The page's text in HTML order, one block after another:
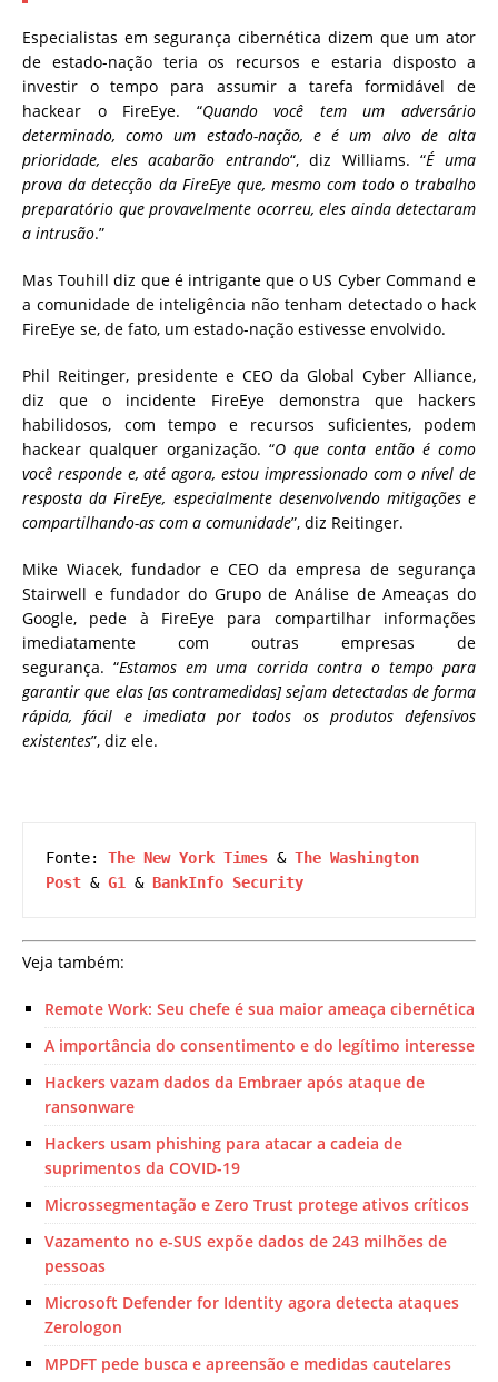
Especialistas em segurança cibernética dizem que um ator
de estado-nação teria os recursos e estaria disposto a
investir o tempo para assumir a tarefa formidável de
hackear o FireEye. “Quando você tem um adversário
determinado, como um estado-nação, e é um alvo de alta
prioridade, eles acabarão entrando“, diz Williams. “É uma
prova da detecção da FireEye que, mesmo com todo o trabalho
preparatório que provavelmente ocorreu, eles ainda detectaram
a intrusão.”
Mas Touhill diz que é intrigante que o US Cyber ​​Command e
a comunidade de inteligência não tenham detectado o hack
FireEye se, de fato, um estado-nação estivesse envolvido.
Phil Reitinger, presidente e CEO da Global Cyber ​​Alliance,
diz que o incidente FireEye demonstra que hackers
habilidosos, com tempo e recursos suficientes, podem
hackear qualquer organização. “O que conta então é como
você responde e, até agora, estou impressionado com o nível de
resposta da FireEye, especialmente desenvolvendo mitigações e
compartilhando-as com a comunidade”, diz Reitinger.
Mike Wiacek, fundador e CEO da empresa de segurança
Stairwell e fundador do Grupo de Análise de Ameaças do
Google, pede à FireEye para compartilhar informações
imediatamente com outras empresas de
segurança. “Estamos em uma corrida contra o tempo para
garantir que elas [as contramedidas] sejam detectadas de forma
rápida, fácil e imediata por todos os produtos defensivos
existentes”, diz ele.
Fonte: The New York Times & The Washington
Post & G1 & BankInfo Security
Veja também:
Remote Work: Seu chefe é sua maior ameaça cibernética
A importância do consentimento e do legítimo interesse
Hackers vazam dados da Embraer após ataque de
ransonware
Hackers usam phishing para atacar a cadeia de
suprimentos da COVID-19
Microssegmentação e Zero Trust protege ativos críticos
Vazamento no e-SUS expõe dados de 243 milhões de
pessoas
Microsoft Defender for Identity agora detecta ataques
Zerologon
MPDFT pede busca e apreensão e medidas cautelares